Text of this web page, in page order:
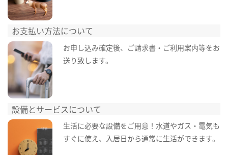
お支払い方法について
お申し込み確定後、ご請求書・ご利用案内等をお
送り致します。
設備とサービスについて
生活に必要な設備をご用意！水道やガス・電気も
すぐに使え、入居日から通常に生活ができます。